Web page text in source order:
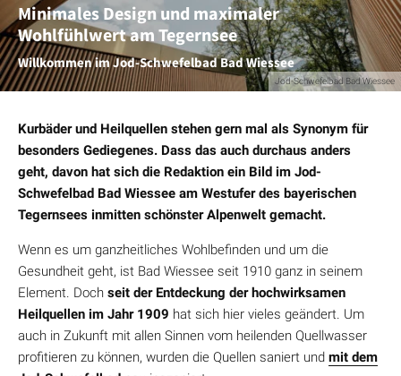
Jod-Schwefelbad Bad Wiessee
Minimales Design und maximaler
Wohlfühlwert am Tegernsee
Willkommen im Jod-Schwefelbad Bad Wiessee
Kurbäder und Heilquellen stehen gern mal als Synonym für
besonders Gediegenes. Dass das auch durchaus anders
geht, davon hat sich die Redaktion ein Bild im Jod-
Schwefelbad Bad Wiessee am Westufer des bayerischen
Tegernsees inmitten schönster Alpenwelt gemacht.
Wenn es um ganzheitliches Wohlbefinden und um die
Gesundheit geht, ist Bad Wiessee seit 1910 ganz in seinem
Element. Doch seit der Entdeckung der hochwirksamen
Heilquellen im Jahr 1909 hat sich hier vieles geändert. Um
auch in Zukunft mit allen Sinnen vom heilenden Quellwasser
profitieren zu können, wurden die Quellen saniert und mit dem